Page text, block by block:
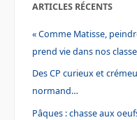
ARTICLES RÉCENTS
« Comme Matisse,
prend vie dans nos
Des CP curieux et
normand…
Pâques : chasse aux